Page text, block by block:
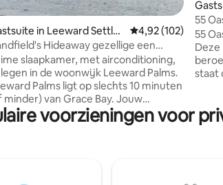
van 4,83 op 5, 12 recensies
in Leeward Settle
Gemiddelde
4,92 (102)
Hideaway gezellige een
slaapkamer, met airconditioning,
in de woonwijk Leeward Palms.
Palms ligt op slechts 10 minuten
van Grace Bay. Jouw
is onze prioriteit, dus we
een volledig afgesloten tuin. De
55
#1
55
staat
voorzieningen voor